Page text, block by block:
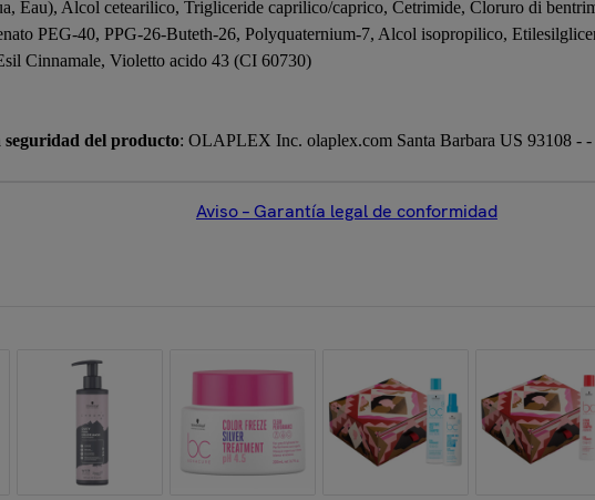
Eau), Alcol cetearilico, Trigliceride caprilico/caprico, Cetrimide, Cloruro di
PEG-40, PPG-26-Buteth-26, Polyquaternium-7, Alcol isopropilico,
Cinnamale, Violetto acido 43 (CI 60730)
seguridad del producto: OLAPLEX Inc. olaplex.com Santa Barbara US 93108 -
Aviso – Garantía legal de conformidad